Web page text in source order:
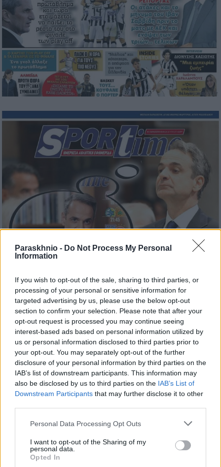
Paraskhnio - Do Not Process My Personal
Information
If you wish to opt-out of the sale, sharing to third parties, or
processing of your personal or sensitive information for
targeted advertising by us, please use the below opt-out
section to confirm your selection. Please note that after your
opt-out request is processed you may continue seeing
interest-based ads based on personal information utilized by
us or personal information disclosed to third parties prior to
your opt-out. You may separately opt-out of the further
disclosure of your personal information by third parties on the
IAB’s list of downstream participants. This information may
also be disclosed by us to third parties on the IAB’s List of
Downstream Participants that may further disclose it to other
Please note that this website/app uses one or more Google
not limited to your visit or usage behaviour. You may click to
grant or deny consent to Google and its third-party tags to
use your data for below specified purposes in below Google
Personal Data Processing Opt Outs
I want to opt-out of the Sharing of my
personal data.
Opted In
αθλητικές εφημεριδες αθλητικές εφημερίδες Πρωτοσέλιδα